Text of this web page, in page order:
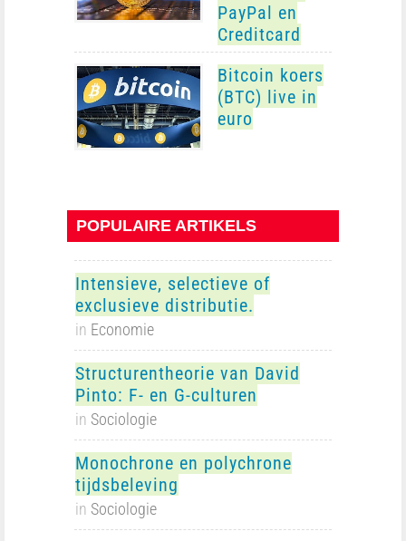
PayPal en
Creditcard
Bitcoin koers
(BTC) live in
euro
POPULAIRE ARTIKELS
Intensieve, selectieve of
exclusieve distributie.
in Economie
Structurentheorie van David
Pinto: F- en G-culturen
in Sociologie
Monochrone en polychrone
tijdsbeleving
in Sociologie